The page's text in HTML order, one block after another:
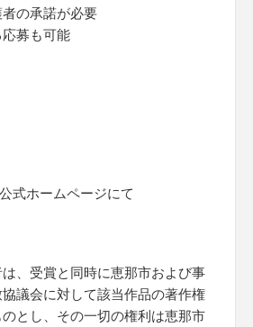
の承諾が必要
募も可能
式ホームページにて
、受賞と同時に恵那市および事
議会に対して該当作品の著作権
とし、その一切の権利は恵那市